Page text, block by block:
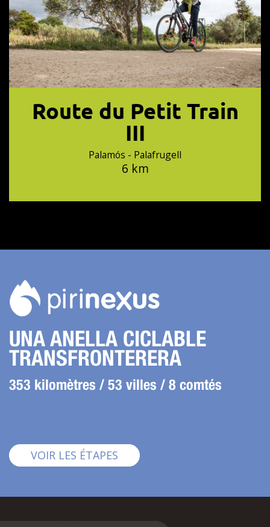
Route du Petit Train
III
Palamós - Palafrugell
6 km
UNA ANELLA CICLABLE
TRANSFRONTERERA
353 kilomètres / 53 villes / 8 comtés
VOIR LES ÉTAPES Pirinexus